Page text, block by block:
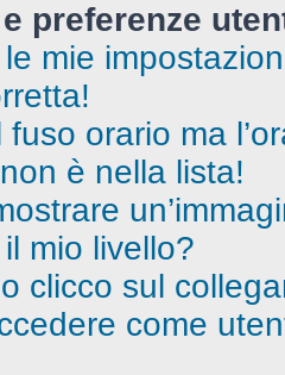
preferenze
mie
orario ma
è nella lista!
mio livello?
clicco sul
come